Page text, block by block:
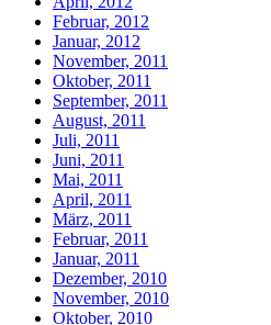
Februar, 2012
Januar, 2012
November, 2011
Oktober, 2011
September, 2011
August, 2011
Juli, 2011
Juni, 2011
Mai, 2011
April, 2011
März, 2011
Februar, 2011
Januar, 2011
Dezember, 2010
November, 2010
Oktober, 2010